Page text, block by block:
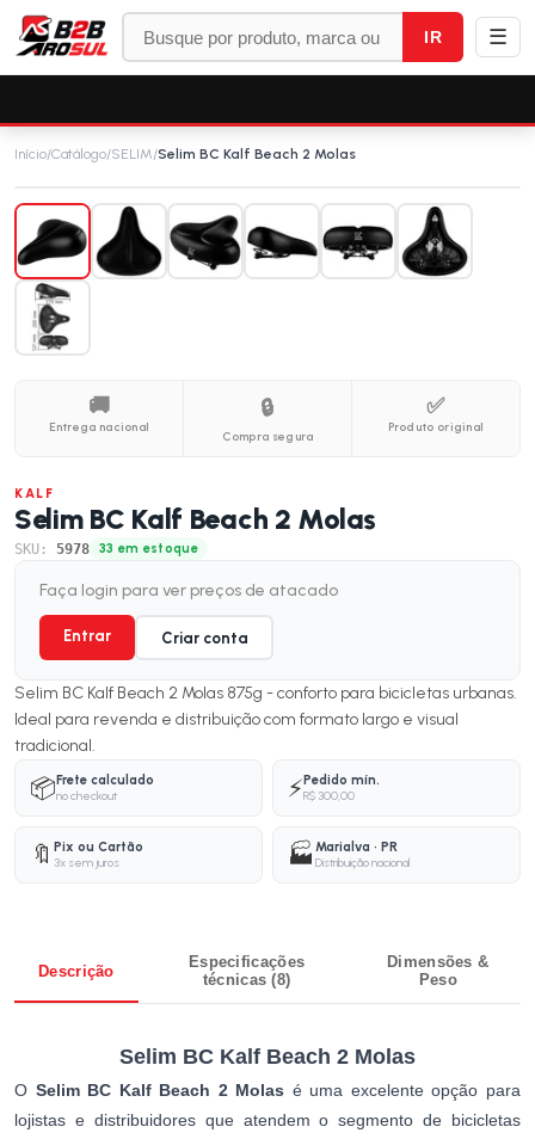
IR ☰
Início/Catálogo/SELIM/Selim BC Kalf Beach 2 Molas
🚚
Entrega nacional
🔒
Compra segura
✅
Produto original
KALF
Selim BC Kalf Beach 2 Molas
SKU: 5978 33 em estoque
Faça login para ver preços de atacado
Entrar Criar conta
Selim BC Kalf Beach 2 Molas 875g - conforto para bicicletas urbanas.
Ideal para revenda e distribuição com formato largo e visual
tradicional.
📦Frete calculado
no checkout
⚡Pedido mín.
R$ 300,00
🔖 Pix ou Cartão
3x sem juros
🏭 Marialva · PR
Distribuição nacional
Descrição
Especificações
técnicas (8)
Dimensões &
Peso
Selim BC Kalf Beach 2 Molas
O Selim BC Kalf Beach 2 Molas é uma excelente opção para
lojistas e distribuidores que atendem o segmento de bicicletas